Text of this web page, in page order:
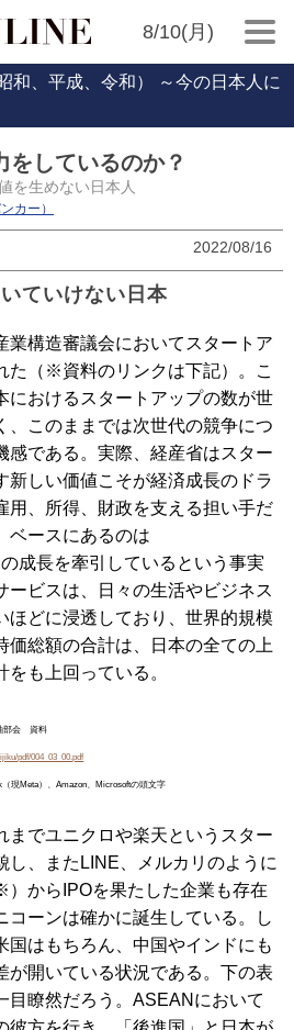
8/10(月)
和、平成、令和） ～今の日本人に
をしているのか？
を生めない日本人
カー）
2022/08/16
ていけない日本
構造審議会においてスタートア
た（※資料のリンクは下記）。こ
におけるスタートアップの数が世
、このままでは次世代の競争につ
感である。実際、経産省はスター
新しい価値こそが経済成長のドラ
用、所得、財政を支える担い手だ
ベースにあるのは
成長を牽引しているという事実
ービスは、日々の生活やビジネス
ほどに浸透しており、世界的規模
価総額の合計は、日本の全ての上
も上回っている。
部会 資料
pdf/004_03_00.pdf
現Meta）、Amazon、Microsoftの頭文字
でユニクロや楽天というスター
し、またLINE、メルカリのように
からIPOを果たした企業も存在
コーンは確かに誕生している。し
国はもちろん、中国やインドにも
が開いている状況である。下の表
目瞭然だろう。ASEANにおいて